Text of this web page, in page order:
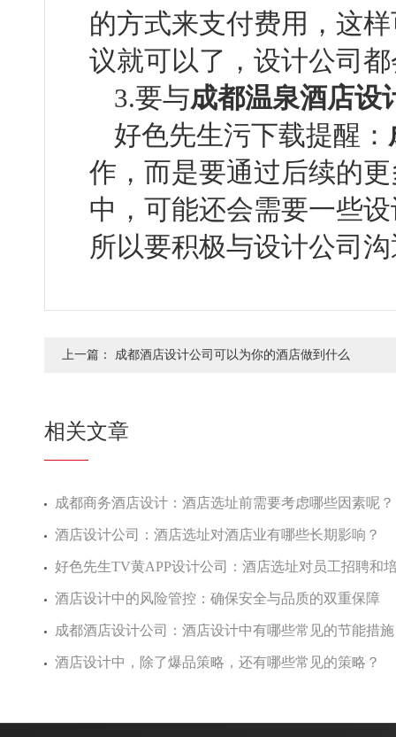
的方式来支付费用，这
议就可以了，设计公司都
3.要与成都温泉酒店设
好色先生污下载提醒：
作，而是要通过后续
中，可能还会需要一些设
所以要积极与设计公司沟通
上一篇： 成都酒店设计公司可以为你的酒店做到什么
相关文章
成都商务酒店设计：酒店选址前需要考虑哪些因素呢？
酒店设计公司：酒店选址对酒店业有哪些长期影响？
好色先生TV黄APP设计公司：酒店选址对员工招聘和培
酒店设计中的风险管控：确保安全与品质的双重保障
成都酒店设计公司：酒店设计中有哪些常见的节能措施
酒店设计中，除了爆品策略，还有哪些常见的策略？